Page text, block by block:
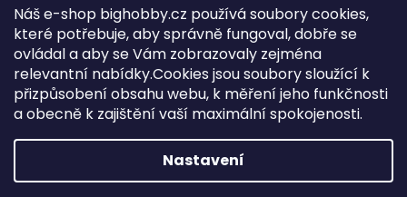
Náš e-shop bighobby.cz používá soubory cookies,
které potřebuje, aby správně fungoval, dobře se
ovládal a aby se Vám zobrazovaly zejména
relevantní nabídky.Cookies jsou soubory sloužící k
přizpůsobení obsahu webu, k měření jeho funkčnosti
a obecně k zajištění vaší maximální spokojenosti.
Nastavení
Jak vybrat správné servo?
Najít správné servo
Copyright (c) 2016 -2026 Big hobby.cz - všechna práva